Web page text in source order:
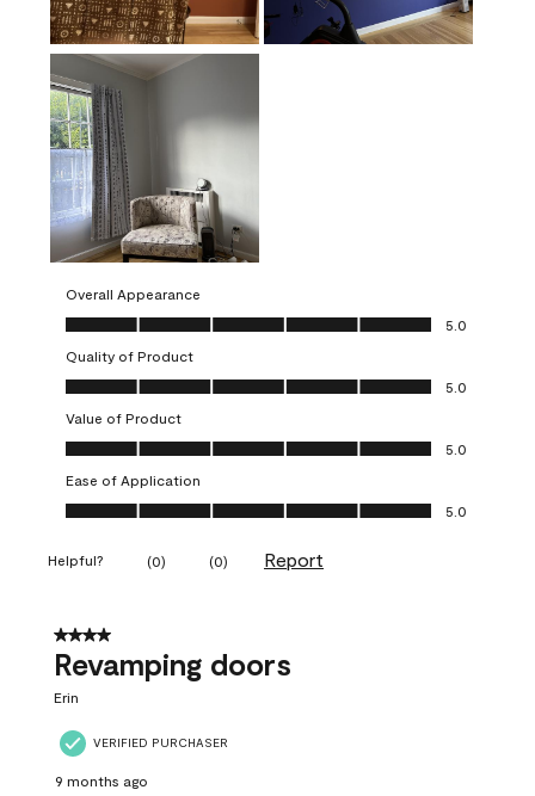
Overall Appearance
Overall Appearance, 5.0 out of 5
5.0
Quality of Product
Quality of Product, 5.0 out of 5
5.0
Value of Product
Value of Product, 5.0 out of 5
5.0
Ease of Application
Ease of Application, 5.0 out of 5
5.0
Helpful? (0) (0) Report
4 out of 5 stars.
Revamping doors
Erin
VERIFIED PURCHASER
9 months ago